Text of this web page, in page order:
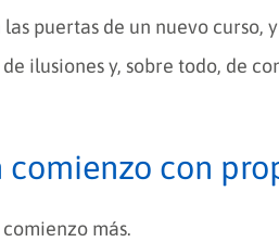
las puertas de un nuevo curso,
ilusiones y, sobre todo, de
comienzo con
comienzo más.